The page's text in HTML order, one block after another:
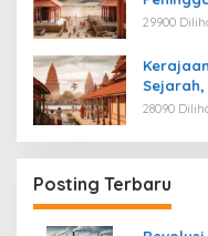
29900
28090
Posting Terbaru